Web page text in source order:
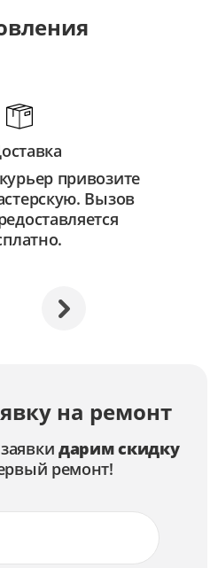
привозите
Вызов
на ремонт
дарим скидку
ремонт!